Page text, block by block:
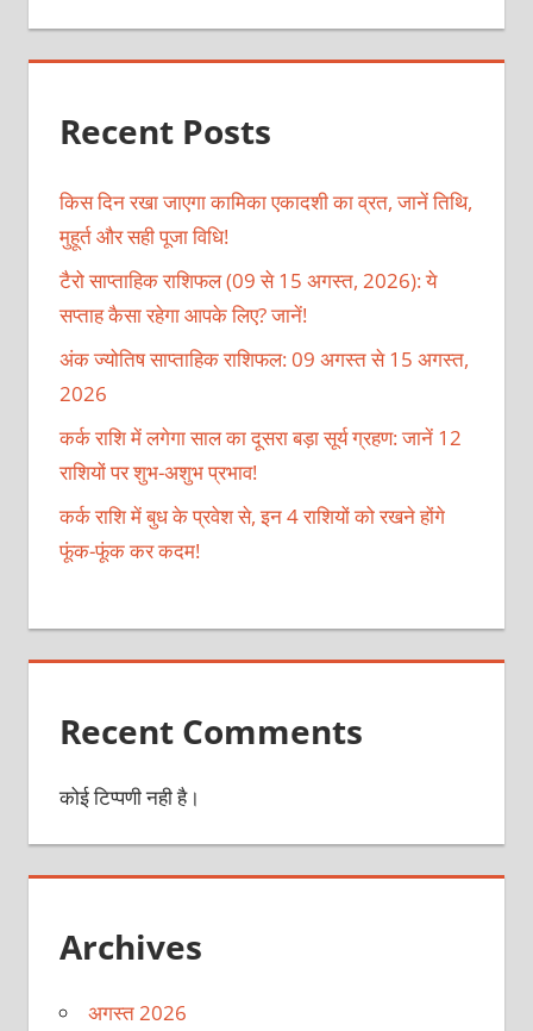
Recent Posts
किस दिन रखा जाएगा कामिका एकादशी का व्रत, जानें तिथि,
मुहूर्त और सही पूजा विधि!
टैरो साप्ताहिक राशिफल (09 से 15 अगस्त, 2026): ये
सप्ताह कैसा रहेगा आपके लिए? जानें!
अंक ज्योतिष साप्ताहिक राशिफल: 09 अगस्त से 15 अगस्त,
2026
कर्क राशि में लगेगा साल का दूसरा बड़ा सूर्य ग्रहण: जानें 12
राशियों पर शुभ-अशुभ प्रभाव!
कर्क राशि में बुध के प्रवेश से, इन 4 राशियों को रखने होंगे
फूंक-फूंक कर कदम!
Recent Comments
कोई टिप्पणी नही है।
Archives
अगस्त 2026